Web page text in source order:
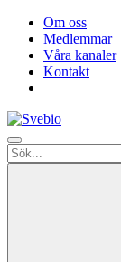
Om oss
Medlemmar
Våra kanaler
Kontakt